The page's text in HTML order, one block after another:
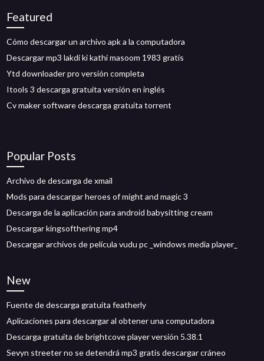
Featured
Cómo descargar un archivo apk a la computadora
Descargar mp3 lakdi ki kathi masoom 1983 gratis
Ytd downloader pro versión completa
Itools 3 descarga gratuita versión en inglés
Cv maker software descarga gratuita torrent
Popular Posts
Archivo de descarga de xmail
Mods para descargar heroes of might and magic 3
Descarga de la aplicación para android babysitting cream
Descargar kingsofthering mp4
Descargar archivos de película vudu pc _windows media player_
New
Fuente de descarga gratuita featherly
Aplicaciones para descargar al obtener una computadora
Descarga gratuita de brightcove player versión 5.38.1
Sevyn streeter no se detendrá mp3 gratis descargar cráneo